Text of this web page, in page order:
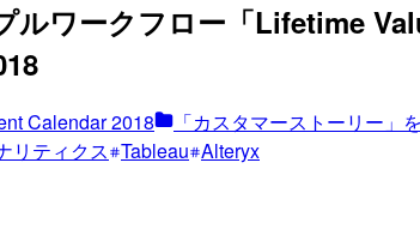
ルワークフロー「Lifetime
Calendar 2018
「カスタマーストーリー」
リティクス Tableau Alteryx